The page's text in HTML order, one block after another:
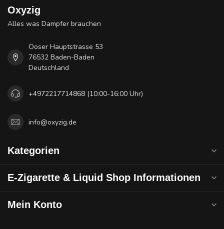
Oxyzig
Alles was Dampfer brauchen
Ooser Hauptstrasse 53
76532 Baden-Baden
Deutschland
+4972217714868 (10:00-16:00 Uhr)
info@oxyzig.de
Kategorien
E-Zigarette & Liquid Shop Informationen
Mein Konto